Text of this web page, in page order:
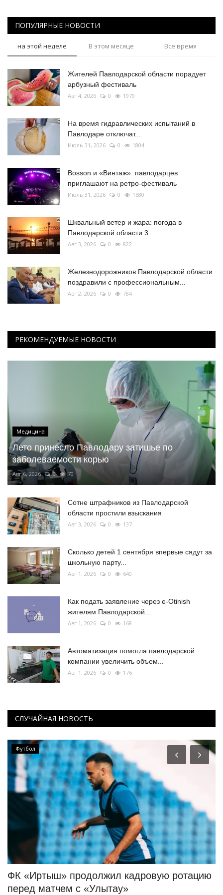
ПОПУЛЯРНЫЕ НОВОСТИ
на этой неделе В этом месяце Все время
Жителей Павлодарской области порадует
арбузный фестиваль
Авг 4, 2026 0 1979
На время гидравлических испытаний в
Павлодаре отключат...
Июль 31, 2026 0 1804
Bosson и «Винтаж»: павлодарцев
приглашают на ретро-фестиваль
Июль 31, 2026 0 1580
Шквальный ветер и жара: погода в
Павлодарской области 3...
Авг 3, 2026 0 822
Железнодорожников Павлодарской области
поздравили с профессиональным...
Авг 2, 2026 0 784
РЕКОМЕНДУЕМЫЕ НОВОСТИ
Медицина
Лето принесло Павлодару затишье по
заболеваемости корью
Авг 6, 2026 0 70
Сотне штрафников из Павлодарской
области простили взыскания
Авг 3, 2026 0 137
Сколько детей 1 сентября впервые сядут за
школьную парту...
Авг 1, 2026 0 640
Как подать заявление через e-Otinish
жителям Павлодарской...
Авг 1, 2026 0 168
Автоматизация помогла павлодарской
компании увеличить объем...
Авг 1, 2026 0 176
СЛУЧАЙНАЯ НОВОСТЬ
Футбол
ФК «Иртыш» продолжил кадровую ротацию
перед матчем с «Улытау»